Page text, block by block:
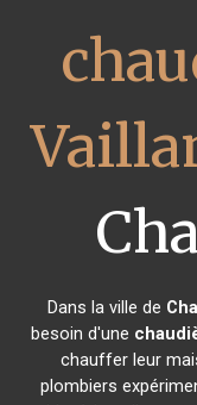
Dans la ville de
besoin d'une
chauffer leur
plombiers